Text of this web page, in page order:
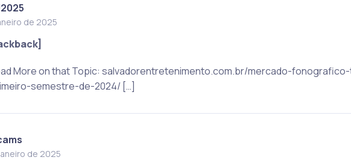
de 2025
More on that Topic: salvadorentretenimento.com.br/mercado-
semestre-de-2024/ […]
de 2025